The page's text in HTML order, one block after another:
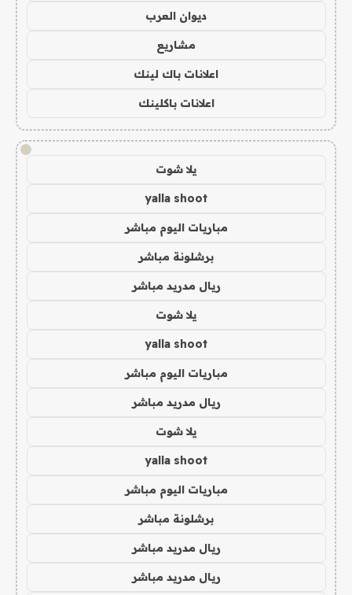
ديوان العرب
مشاريع
اعلانات باك لينك
اعلانات باكلينك
!
يلا شوت
yalla shoot
مباريات اليوم مباشر
برشلونة مباشر
ريال مدريد مباشر
يلا شوت
yalla shoot
مباريات اليوم مباشر
ريال مدريد مباشر
يلا شوت
yalla shoot
مباريات اليوم مباشر
برشلونة مباشر
ريال مدريد مباشر
ريال مدريد مباشر